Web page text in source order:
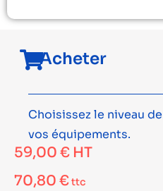
Acheter
Choisissez le niveau
vos équipements.
59,00 € HT
70,80 €ttc